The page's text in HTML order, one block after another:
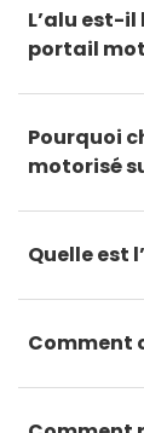
L’alu est-
portail
Pourquoi
motorisé
Quelle est
Comment